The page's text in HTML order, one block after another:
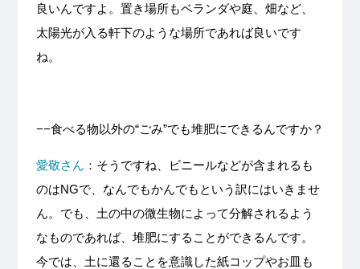
良いんですよ。置き場所もベランダや庭、畑など、
太陽光が入る軒下のような場所であれば良いです
ね。
−−食べる物以外の“ごみ”でも堆肥にできるんですか？
愛敬さん ：そうですね、ビニールなどが含まれるも
のはNGで、なんでもかんでもという訳にはいきませ
ん。でも、土の中の微生物によって分解されるよう
なものであれば、堆肥にすることができるんです。
今では、土に還ることを意識した紙コップやお皿も